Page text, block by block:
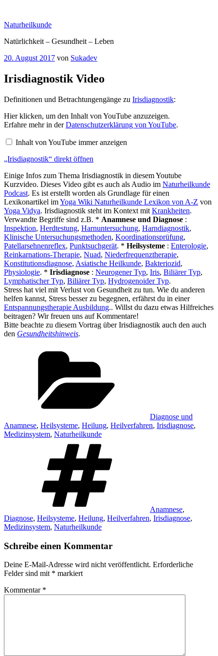
springen
Naturheilkunde
Natürlichkeit – Gesundheit – Leben
Veröffentlicht
20. August 2017 von Sukadev
Irisdiagnostik Video
Definitionen und Betrachtungengänge zu Irisdiagnostik:
„Irisdiagnostik“
von
YouTube
Hier klicken, um den Inhalt von YouTube anzuzeigen.
Erfahre mehr in derDatenschutzerklärung von YouTube.
Inhalt von YouTube immer anzeigen
„Irisdiagnostik“ direkt öffnen
Einige Infos zum Thema Irisdiagnostik in diesem Youtube
Kurzvideo. Dieses Video gibt es auch als Audio im Naturheilkunde
Podcast. Es ist erstellt worden als Grundlage für einen
Lexikonartikel imYoga Wiki Naturheilkunde Lexikon von A-Z von
Yoga Vidya. Irisdiagnostik steht im Kontext mit Krankheiten.
Verwandte Begriffe sind z.B. * Anamnese und Diagnose :
Inspektion, Herdtestung, Harnuntersuchung, Harndiagnostik,
Klinische Untersuchungsmethoden, Koordinationsprüfung,
Patellarsehnenreflex, Punktsuchgerät. * Heilsysteme : Enterologie,
Reinkarnations-Therapie, Nuad, Niederfrequenztherapie,
Konstitutionsdiagnose, Asiatische Heilkunde, Bakteriozid,
Physiologie. * Irisdiagnose : Neurogener Typ, Iris, Biliärer Typ,
Lymphatischer Typ, Biliärer Typ, Hydrogenoider Typ.
Stress hat viel mit Verlust von Gesundheit zu tun. Wie du anderen
helfen kannst, Stress besser zu begegnen, erfährst du in einer
Entspannungstherapie Ausbildung.. Willst du dazu etwas Hilfreiches
beitragen? Wir freuen uns auf Kommentare!
Bitte beachte zu diesem Vortrag über Irisdiagnostik auch den auch
den Gesundheitshinweis.
Diagnose und
Anamnese, Heilsysteme, Heilung, Heilverfahren, Irisdiagnose,
Medizinsystem, Naturheilkunde
Anamnese,
Diagnose, Heilsysteme, Heilung, Heilverfahren, Irisdiagnose,
Medizinsystem, Naturheilkunde
Schreibe einen Kommentar
Deine E-Mail-Adresse wird nicht veröffentlicht. Erforderliche
Felder sind mit * markiert
Kommentar *